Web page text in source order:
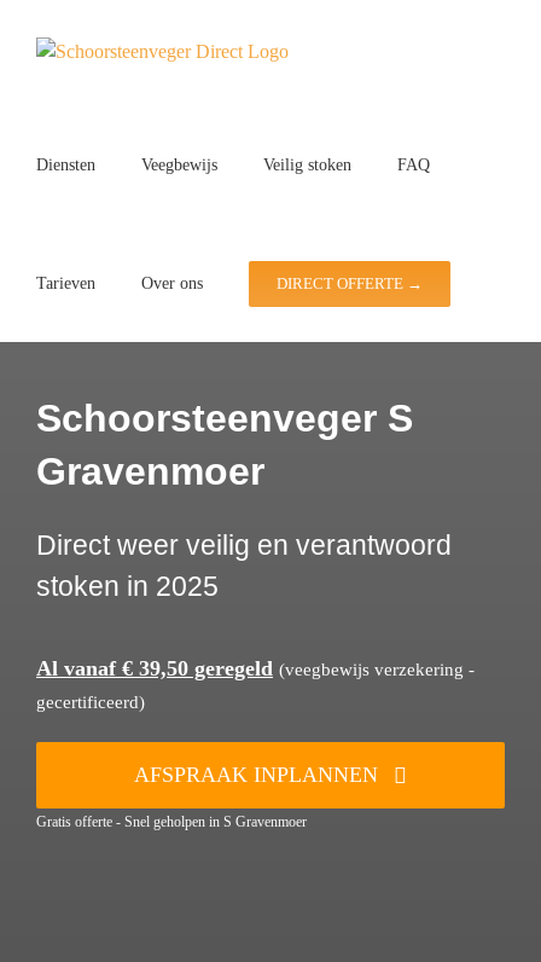
Diensten Veegbewijs Veilig stoken FAQ
Tarieven Over ons DIRECT OFFERTE →
Schoorsteenveger S
Gravenmoer
Direct weer veilig en verantwoord
stoken in 2025
Al vanaf € 39,50 geregeld (veegbewijs verzekering -
gecertificeerd)
AFSPRAAK INPLANNEN
Gratis offerte - Snel geholpen in S Gravenmoer